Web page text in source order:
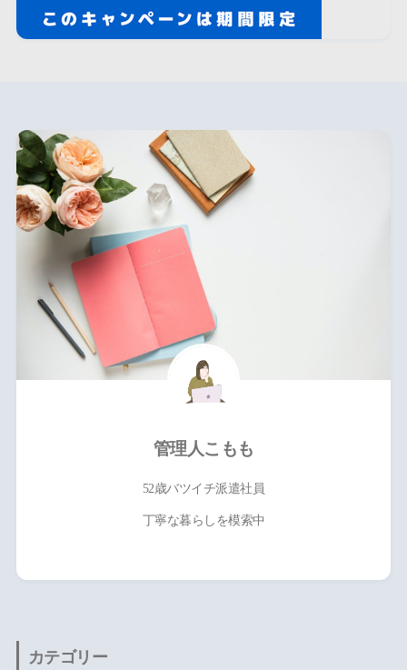
管理人こもも
52歳バツイチ派遣社員
丁寧な暮らしを模索中
カテゴリー